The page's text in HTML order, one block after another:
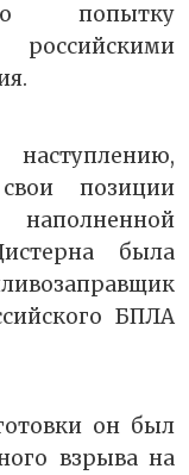
попытку
российскими
позиции
была
БПЛА
он был
взрыва на